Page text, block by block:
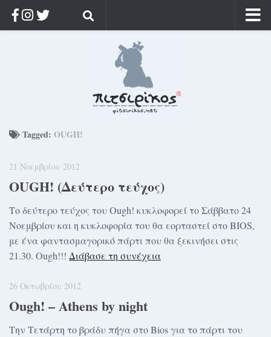
Ρίζα & Διάρκεια
Διαφήμιση
Γίνετε συνδρομητής
Μόνο για συνδρομητές
Log in
Tagged: OUGH!
21 Νοεμβρίου 2012
OUGH! (Δεύτερο τεύχος)
Το δεύτερο τεύχος του Ough! κυκλοφορεί το Σάββατο 24
Νοεμβρίου και η κυκλοφορία του θα εορταστεί στο BIOS,
με ένα φαντασμαγορικό πάρτι που θα ξεκινήσει στις
21.30. Ough!!! Διάβασε τη συνέχεια
26 Οκτωβρίου 2012
Ough! – Athens by night
Την Τετάρτη το βράδυ πήγα στο Bios για το πάρτι του